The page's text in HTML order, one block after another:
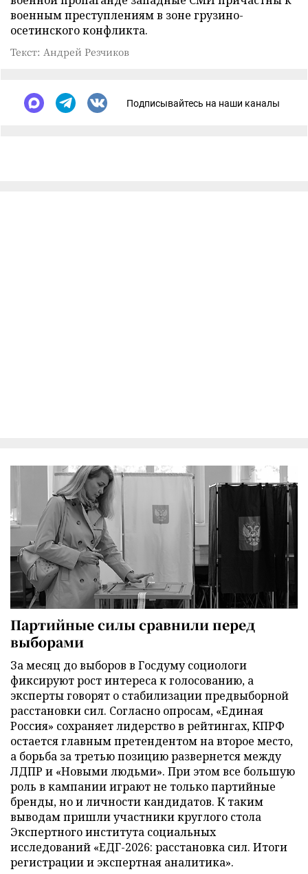
военным преступлениям в зоне грузино-
осетинского конфликта.
Текст: Андрей Резчиков
Подписывайтесь на наши каналы
Партийные силы сравнили перед
выборами
За месяц до выборов в Госдуму социологи
фиксируют рост интереса к голосованию, а
эксперты говорят о стабилизации предвыборной
расстановки сил. Согласно опросам, «Единая
Россия» сохраняет лидерство в рейтингах, КПРФ
остается главным претендентом на второе место,
а борьба за третью позицию развернется между
ЛДПР и «Новыми людьми». При этом все большую
роль в кампании играют не только партийные
бренды, но и личности кандидатов. К таким
выводам пришли участники круглого стола
Экспертного института социальных
исследований «ЕДГ-2026: расстановка сил. Итоги
регистрации и экспертная аналитика».